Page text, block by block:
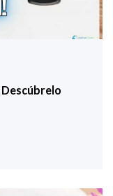
DE AIRE?